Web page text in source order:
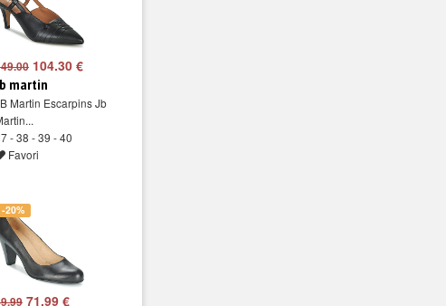
104.30 €
martin
Martin Escarpins Jb
- 38 - 39 - 40
Favori
-20%
71.99 €